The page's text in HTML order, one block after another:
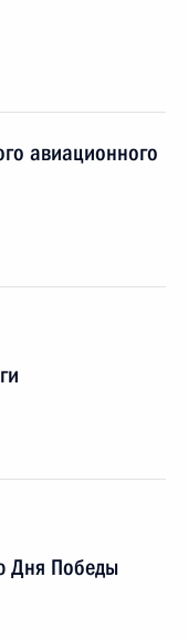
авиационного
Дня Победы